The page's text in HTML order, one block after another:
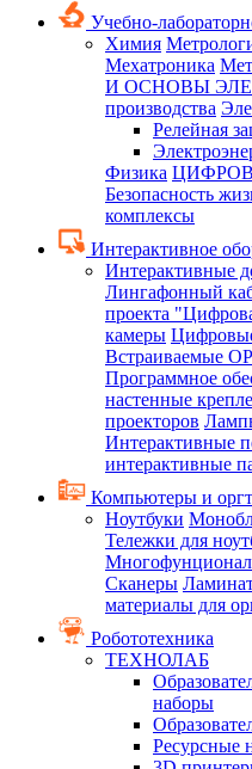
Учебно-
Химия
Мехатроника
И ОСНОВЫ
производства
Релейная
Физика
Безопасность
комплексы
Интерактивное
Интерактивные
Лингафонный
проекта
камеры
Встраиваемые
Программное
настенные
проекторов
Интерактивные
интерактивные
Компьютеры и
Ноутбуки
Тележки для
Сканеры
материалы для
Робототехника
ТЕХНОЛАБ
наборы
Ресурсные